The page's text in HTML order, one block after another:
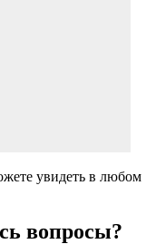
увидеть в любом
вопросы?